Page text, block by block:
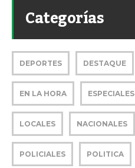
Categorías
DEPORTES DESTAQUE
EN LA HORA ESPECIALES
LOCALES NACIONALES
POLICIALES POLITICA